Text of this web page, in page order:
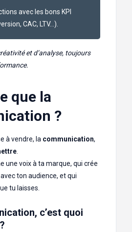
avec les bons KPI
CAC, LTV…).
et d’analyse, toujours
que la
?
à vendre, la communication,
une voix à ta marque, qui crée
ton audience, et qui
tu laisses.
c’est quoi